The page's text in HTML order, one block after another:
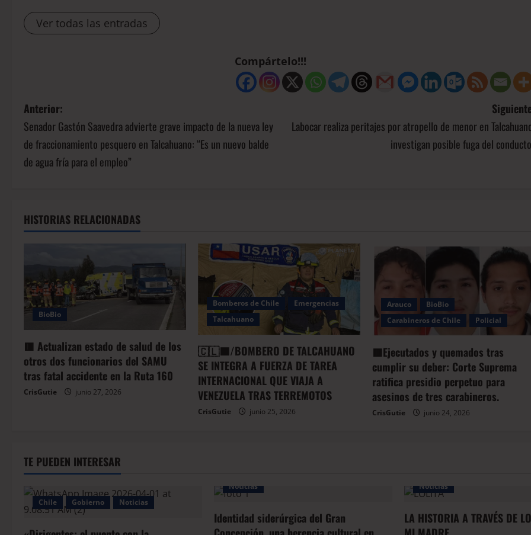
Ver todas las entradas
Compártelo!!!
Anterior:
Senador Gastón Saavedra advierte grave impacto de la nueva ley
de fraccionamiento pesquero en Talcahuano: “Es un nuevo balde
de agua fría para el empleo”
Labocar realiza peritajes por atropello de menor en
investigan posible fuga del
HISTORIAS RELACIONADAS
BioBio
🟥 Actualizan estado de salud de los
otros dos funcionarios del SAMU
tras fatal accidente en la Ruta 160
CrisGutie junio 27, 2026
Bomberos de Chile
Emergencias
Talcahuano
🇨🇱🟦/BOMBERO DE TALCAHUANO
SE INTEGRA A FUERZA DE TAREA
INTERNACIONAL QUE VIAJA A
VENEZUELA TRAS TERREMOTOS
CrisGutie junio 25, 2026
Arauco
BioBio
Carabineros de Chile
Policial
🟥Ejecutados y quemados tras
cumplir su deber: Corte Suprema
ratifica presidio perpetuo para
asesinos de tres carabineros.
CrisGutie junio 24, 2026
TE PUEDEN INTERESAR
Chile Gobierno Noticias
Noticias
Identidad siderúrgica del Gran
Noticias
LA HISTORIA A TRAVÉS DE